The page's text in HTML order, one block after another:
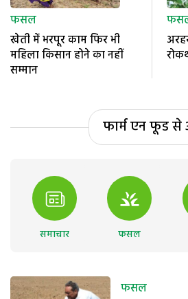
फसल
खेती में भरपूर काम फिर भी
महिला किसान होने का नहीं
सम्मान
फार्म एन फूड
समाचार फसल
फसल